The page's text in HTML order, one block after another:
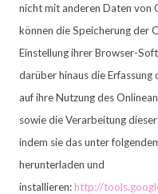
nicht mit anderen Daten von
können die Speicherung der
Einstellung ihrer Browser-
darüber hinaus die
auf ihre Nutzung des
sowie die Verarbeitung
indem sie das unter
herunterladen und
installieren:http://